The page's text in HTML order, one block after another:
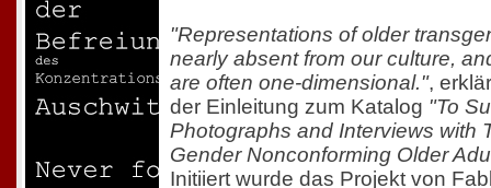
"Representations of older
nearly absent from our culture,
are often one-dimensional.",
der Einleitung zum Katalog "To
Photographs and Interviews with
Gender Nonconforming Older
Initiiert wurde das Projekt von